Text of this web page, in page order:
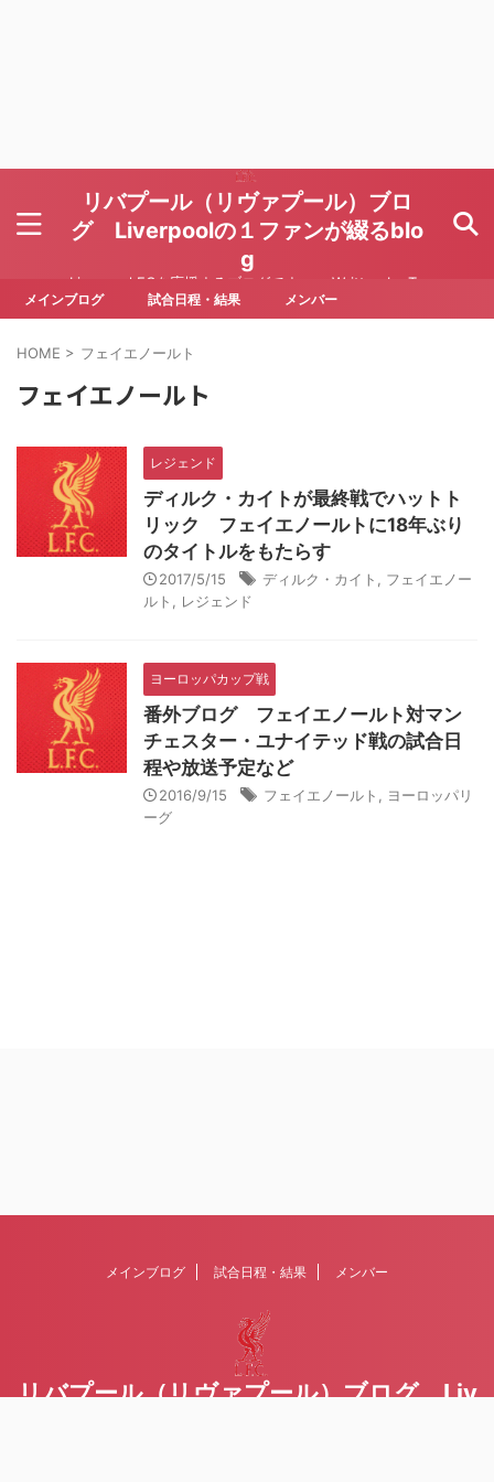
リバプール（リヴァプール）ブロ
グ Liverpoolの１ファンが綴るblo
g
Liverpool FCを応援するブログです Written by To
ru Yoda
メインブログ 試合日程・結果 メンバー
HOME > フェイエノールト
フェイエノールト
レジェンド
ディルク・カイトが最終戦でハットト
リック フェイエノールトに18年ぶり
のタイトルをもたらす
2017/5/15 ディルク・カイト
フェイエノー
ルト
レジェンド
ヨーロッパカップ戦
番外ブログ フェイエノールト対マン
チェスター・ユナイテッド戦の試合日
程や放送予定など
2016/9/15 フェイエノールト
ヨーロッパリ
ーグ
メインブログ 試合日程・結果 メンバー
リバプール（リヴァプール）ブログ Liv